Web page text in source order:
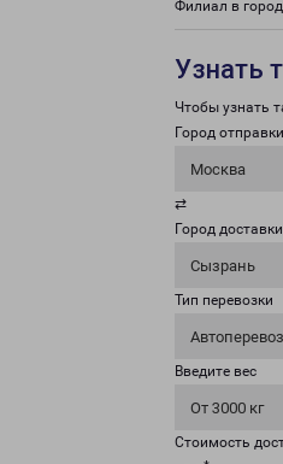
Филиал в
Узнать
Чтобы узнать
Город отправки
Москва
⇄
Город доставки
Сызрань
Тип перевозки
Введите вес
От 3000 кг
Стоимость